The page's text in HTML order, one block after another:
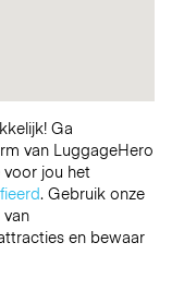
Ga
van LuggageHero
jou het
. Gebruik onze
en bewaar